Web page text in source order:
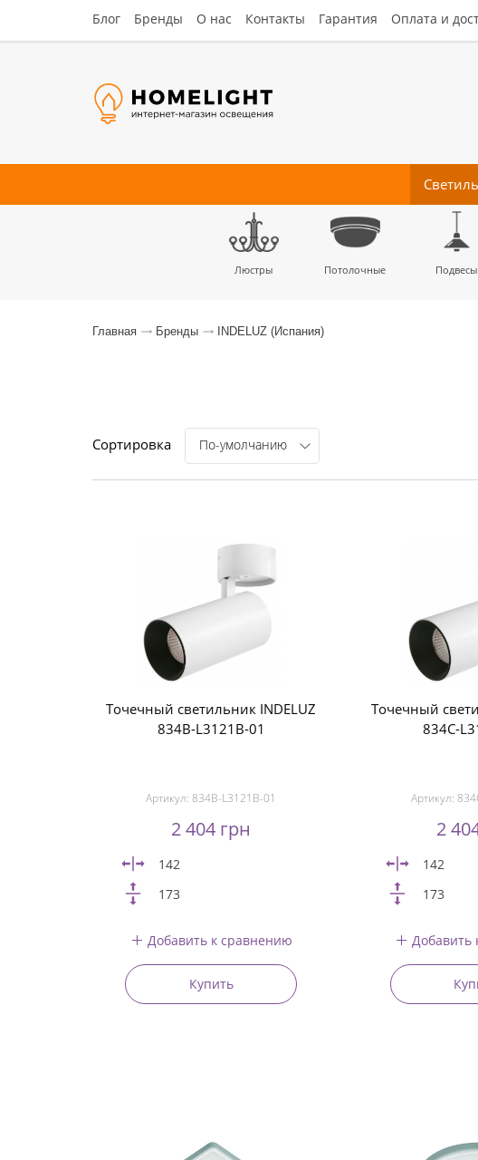
Блог Бренды О нас Контакты Гарантия Оплата и
Люстры Потолочные Подвесы
Настенные
Главная Бренды INDELUZ (Испания)
Сортировка По-умолчанию
Точечный светильник INDELUZ
834B-L3121B-01
Артикул:834B-L3121B-01
2 404 грн
142
173
Добавить к сравнению
Купить
Точечный
834C-
Артикул:
2
142
173
Добавить